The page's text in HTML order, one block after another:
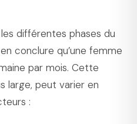
différentes phases du
conclure qu’une femme
par mois. Cette
large, peut varier en
: